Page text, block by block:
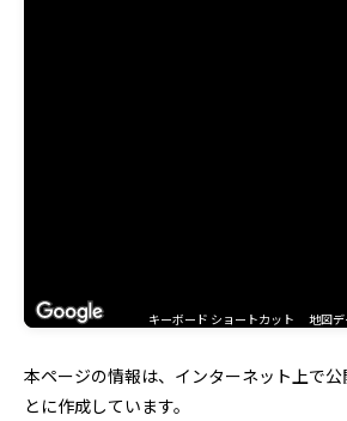
キーボード ショートカット 地図デ
本ページの情報は、インターネット上で
とに作成しています。